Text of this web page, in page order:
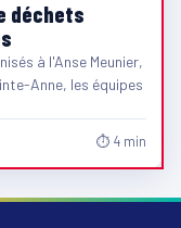
déchets
à l'Anse Meunier,
Anne, les équipes
⏱ 4 min